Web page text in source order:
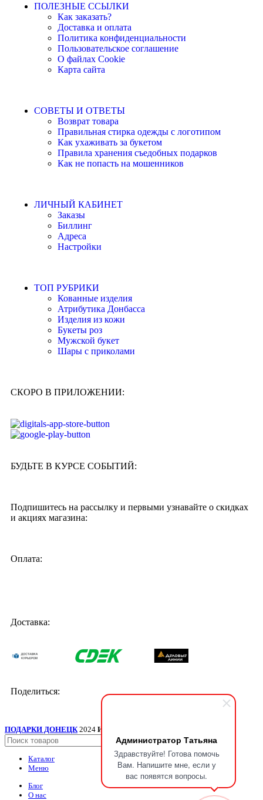
Администратор Татьяна
Здравствуйте! Готова помочь
Вам. Напишите мне, если у
вас появятся вопросы.
ПОЛЕЗНЫЕ ССЫЛКИ
Как заказать?
Доставка и оплата
Политика конфиденциальности
Пользовательское соглашение
О файлах Cookie
Карта сайта
СОВЕТЫ И ОТВЕТЫ
Возврат товара
Правильная стирка одежды с логотипом
Как ухаживать за букетом
Правила хранения съедобных подарков
Как не попасть на мошенников
ЛИЧНЫЙ КАБИНЕТ
Заказы
Биллинг
Адреса
Настройки
ТОП РУБРИКИ
Кованные изделия
Атрибутика Донбасса
Изделия из кожи
Букеты роз
Мужской букет
Шары с приколами
СКОРО В ПРИЛОЖЕНИИ:
БУДЬТЕ В КУРСЕ СОБЫТИЙ:
Подпишитесь на рассылку и первыми узнавайте о скидках
и акциях магазина:
Оплата:
Доставка:
Поделиться:
ПОДАРКИ ДОНЕЦК 2024 ИП Мудрик А.В. ИНН ОГРН
Поиск
Каталог
Меню
Блог
О нас